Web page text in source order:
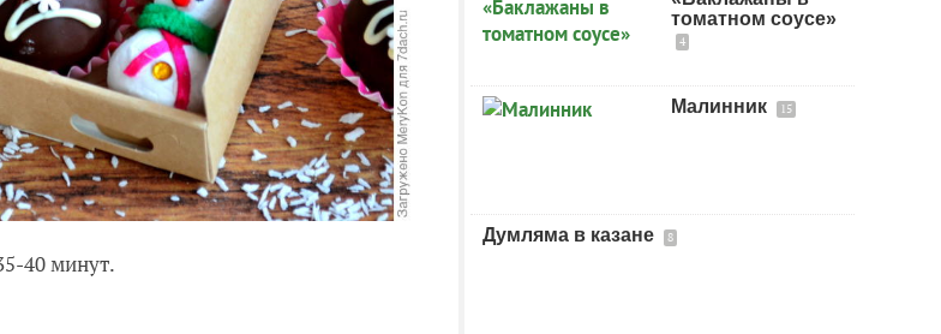
40 минут.
томатном соусе»
4
Малинник 15
Думляма в казане 8